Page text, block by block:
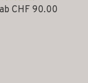
CHF 90.00